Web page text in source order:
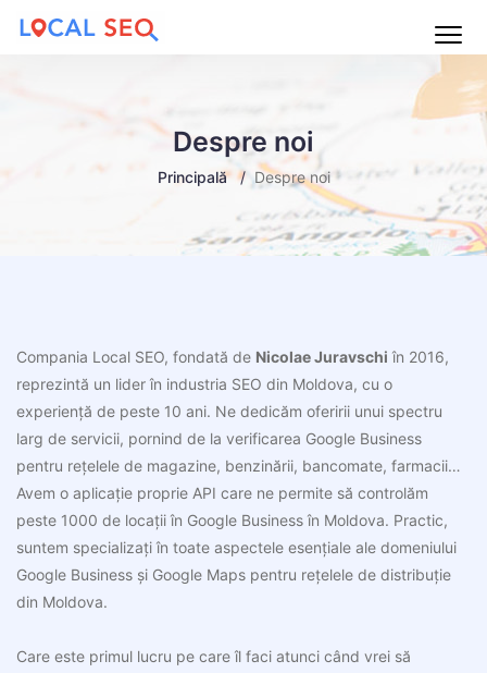
Main
Menu
Despre noi
Principală Despre noi
Compania Local SEO, fondată de Nicolae Juravschi în 2016,
reprezintă un lider în industria SEO din Moldova, cu o
experiență de peste 10 ani. Ne dedicăm oferirii unui spectru
larg de servicii, pornind de la verificarea Google Business
pentru rețelele de magazine, benzinării, bancomate, farmacii…
Avem o aplicație proprie API care ne permite să controlăm
peste 1000 de locații în Google Business în Moldova. Practic,
suntem specializați în toate aspectele esențiale ale domeniului
Google Business și Google Maps pentru rețelele de distribuție
din Moldova.
Care este primul lucru pe care îl faci atunci când vrei să